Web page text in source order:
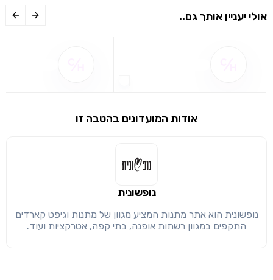
שיתוף
שימו לב!
מימוש הטבה זו ניתן רק לחברי
אולי יעניין אותך גם..
אודות המועדונים בהטבה זו
נופשונית
נופשונית הוא אתר מתנות המציע מגוון של מתנות וגיפט קארדים
התקפים במגוון רשתות אופנה, בתי קפה, אטרקציות ועוד.